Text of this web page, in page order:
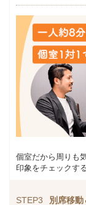
個室だから周りも
印象をチェックす
STEP3 別席移動